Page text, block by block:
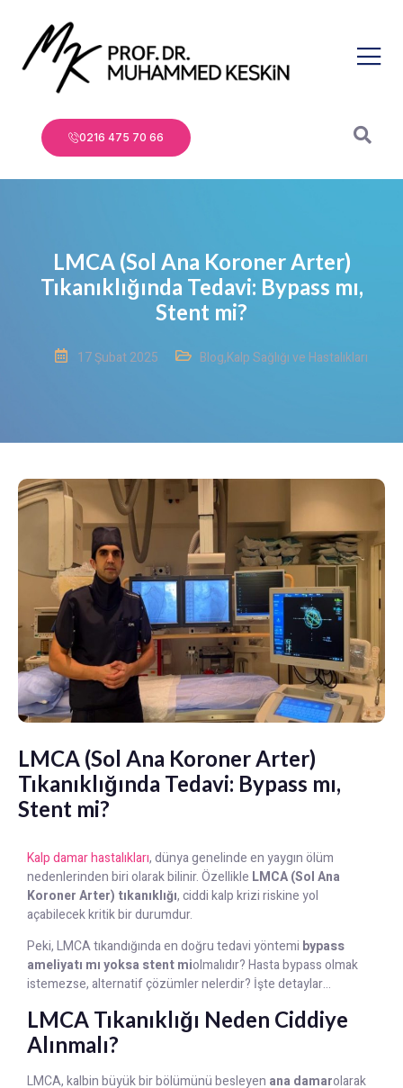
0216 475 70 66
LMCA (Sol Ana Koroner Arter)
Tıkanıklığında Tedavi: Bypass mı,
Stent mi?
17 Şubat 2025 Blog,Kalp Sağlığı ve Hastalıkları
LMCA (Sol Ana Koroner Arter)
Tıkanıklığında Tedavi: Bypass mı,
Stent mi?
Kalp damar hastalıkları, dünya genelinde en yaygın ölüm
nedenlerinden biri olarak bilinir. Özellikle LMCA (Sol Ana
Koroner Arter) tıkanıklığı, ciddi kalp krizi riskine yol
açabilecek kritik bir durumdur.
Peki, LMCA tıkandığında en doğru tedavi yöntemi bypass
ameliyatı mı yoksa stent miolmalıdır? Hasta bypass olmak
istemezse, alternatif çözümler nelerdir? İşte detaylar…
LMCA Tıkanıklığı Neden Ciddiye
Alınmalı?
LMCA, kalbin büyük bir bölümünü besleyen ana damarolarak